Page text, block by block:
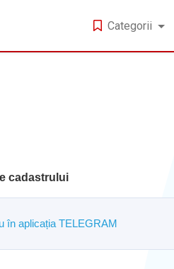
Categorii
cadastrului
în aplicația TELEGRAM